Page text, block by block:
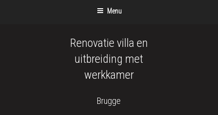
Menu
Renovatie villa en
uitbreiding met
werkkamer
Brugge